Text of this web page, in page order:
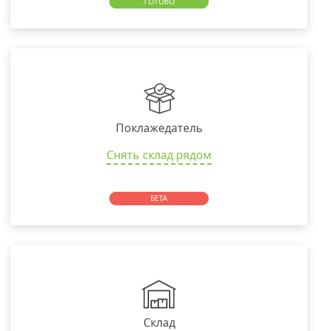
Поклажедатель
Снять склад рядом
БЕТА
Склад